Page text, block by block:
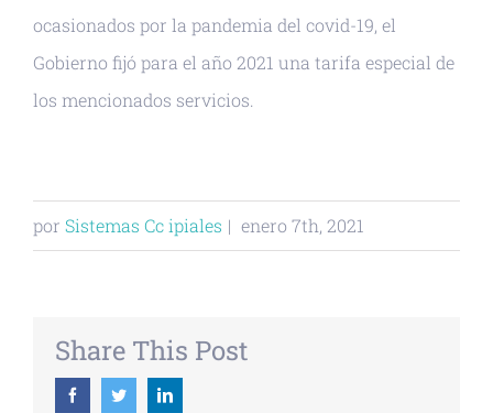
ocasionados por la pandemia del covid-19, el
Gobierno fijó para el año 2021 una tarifa especial de
los mencionados servicios.
por Sistemas Cc ipiales | enero 7th, 2021
Share This Post
FacebookTwitterLinkedin